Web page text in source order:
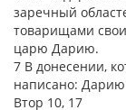
заречный
товарищами
царю Дарию.
7 В донесении,
написано:
Втор 10, 17